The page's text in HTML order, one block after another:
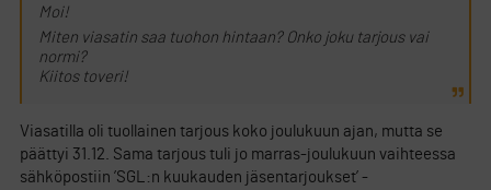
Moi!
Miten viasatin saa tuohon hintaan? Onko joku tarjous vai
normi?
Kiitos toveri!
Viasatilla oli tuollainen tarjous koko joulukuun ajan, mutta se
päättyi 31.12. Sama tarjous tuli jo marras-joulukuun vaihteessa
sähköpostiin ’SGL:n kuukauden jäsentarjoukset’ -